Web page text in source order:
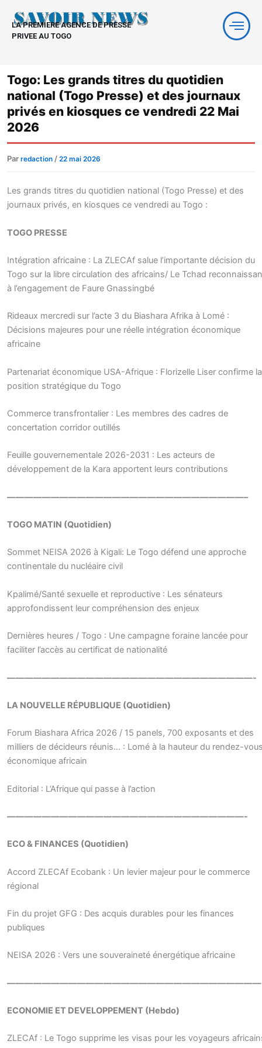
contenu
LA PREMIERE AGENCE DE PRESSE
PRIVEE AU TOGO
Togo: Les grands titres du quotidien
national (Togo Presse) et des journaux
privés en kiosques ce vendredi 22 Mai
2026
Par redaction / 22 mai 2026
Les grands titres du quotidien national (Togo Presse) et des
journaux privés, en kiosques ce vendredi au Togo :
TOGO PRESSE
Intégration africaine : La ZLECAf salue l’importante décision du
Togo sur la libre circulation des africains/ Le Tchad
à l’engagement de Faure Gnassingbé
Rideaux mercredi sur l’acte 3 du Biashara Afrika à Lomé :
Décisions majeures pour une réelle intégration économique
africaine
Partenariat économique USA-Afrique : Florizelle Liser confirme la
position stratégique du Togo
Commerce transfrontalier : Les membres des cadres de
concertation corridor outillés
Feuille gouvernementale 2026-2031 : Les acteurs de
développement de la Kara apportent leurs contributions
———————————————————————————–
TOGO MATIN (Quotidien)
Sommet NEISA 2026 à Kigali: Le Togo défend une approche
continentale du nucléaire civil
Kpalimé/Santé sexuelle et reproductive : Les sénateurs
approfondissent leur compréhension des enjeux
Dernières heures / Togo : Une campagne foraine lancée pour
faciliter l’accès au certificat de nationalité
————————————————————————————-
LA NOUVELLE RÉPUBLIQUE (Quotidien)
Forum Biashara Africa 2026 / 15 panels, 700 exposants et des
milliers de décideurs réunis… : Lomé à la hauteur du rendez-
économique africain
Editorial : L’Afrique qui passe à l’action
———————————————————————————-
ECO & FINANCES (Quotidien)
Accord ZLECAf Ecobank : Un levier majeur pour le commerce
régional
Fin du projet GFG : Des acquis durables pour les finances
publiques
NEISA 2026 : Vers une souveraineté énergétique africaine
ECONOMIE ET DEVELOPPEMENT (Hebdo)
ZLECAf : Le Togo supprime les visas pour les voyageurs